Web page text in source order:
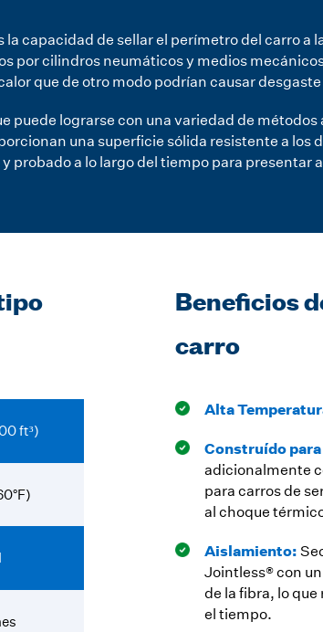
capacidad de sellar el perímetro del carro a
por cilindros neumáticos y medios
que de otro modo podrían causar
puede lograrse con una variedad de
una superficie sólida resistente a los
probado a lo largo del tiempo para presentar
ft³)
Beneficios
carro
Alta
Construído
adicionalmente
para carros de
al choque
Aislamiento:
Jointless® con
de la fibra, lo
el tiempo.